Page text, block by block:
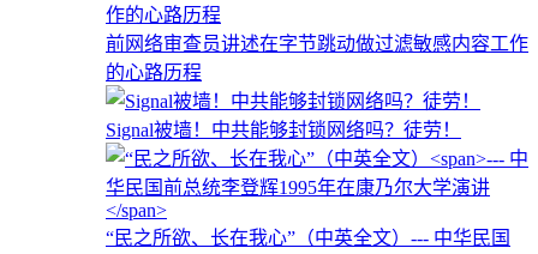
前网络审查员讲述在字节跳动做过滤敏感内容工作
的心路历程
Signal被墙！中共能够封锁网络吗？徒劳！
“民之所欲、长在我心”（中英全文） --- 中华民国